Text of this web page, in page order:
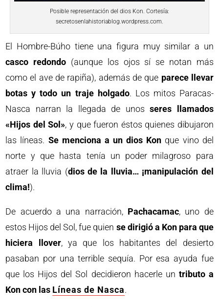
Posible representación del dios Kon. Cortesía:
secretosenlahistoriablog.wordpress.com.
El Hombre-Búho tiene una figura muy similar a un
casco redondo (aunque los ojos sí se notan más
como el ave de rapiña), además de que parece llevar
botas y todo un traje holgado. Los mitos Paracas-
Nasca narran la llegada de unosseres llamados
«Hijos del Sol», y que fueron éstos quienes dibujaron
las líneas. Se menciona a un dios Kon que vino del
norte y que hasta tenía un poder milagroso para
atraer la lluvia (dios de la lluvia… ¡manipulación del
clima!).
De acuerdo a una narración, Pachacamac, uno de
estos Hijos del Sol, fue quien se dirigió a Kon para que
hiciera llover, ya que los habitantes del desierto
pasaban por una terrible sequía. Por esa ayuda fue
que los Hijos del Sol decidieron hacerle un tributo a
Kon con las Líneas de Nasca.